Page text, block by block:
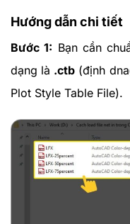
Hướng dẫn chi tiết
Bước 1: Bạn cần
dạng là .ctb (định
Plot Style Table File).